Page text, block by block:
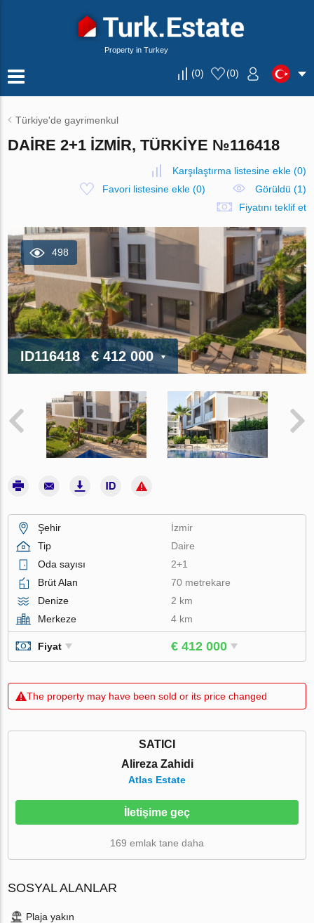
Property in Turkey
(0) (0)
Türkiye'de gayrimenkul
DAIRE 2+1 İZMIR, TÜRKIYE №116418
Karşılaştırma listesine ekle(0)
Favori listesine ekle(0)
Görüldü (1)
Fiyatını teklif et
498
ID116418 € 412 000
Şehir
İzmir
Tip
Daire
Oda sayısı
2+1
Brüt Alan
70 metrekare
Denize
2 km
Merkeze
4 km
Fiyat € 412 000
The property may have been sold or its price changed
SATICI
Alireza Zahidi
Atlas Estate
İletişime geç
169 emlak tane daha
SOSYAL ALANLAR
Plaja yakın